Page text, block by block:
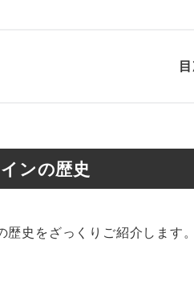
ンの歴史
歴史をざっくりご紹介します